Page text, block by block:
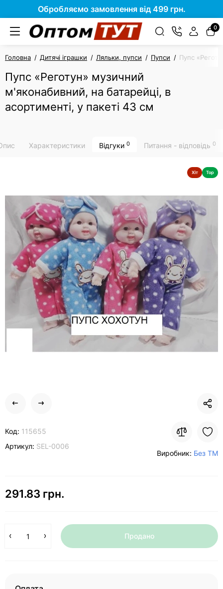
Обробляємо замовлення від 499 грн.
0
Головна Дитячі іграшки Ляльки, пупси Пупси Пупс
Пупс «Реготун» музичний
м'яконабивний, на батарейці, в
асортименті, у пакеті 43 см
Характеристики Відгуки 0 Питання - відповідь 0
Хіт Top
Код: 115655
Артикул: SEL-0006
Виробник: Без ТМ
291.83 грн.
Продано